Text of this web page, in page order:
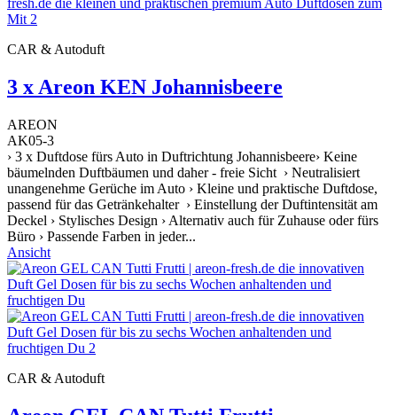
CAR & Autoduft
3 x Areon KEN Johannisbeere
AREON
AK05-3
› 3 x Duftdose fürs Auto in Duftrichtung Johannisbeere› Keine
bäumelnden Duftbäumen und daher - freie Sicht › Neutralisiert
unangenehme Gerüche im Auto › Kleine und praktische Duftdose,
passend für das Getränkehalter › Einstellung der Duftintensität am
Deckel › Stylisches Design › Alternativ auch für Zuhause oder fürs
Büro › Passende Farben in jeder...
Ansicht
CAR & Autoduft